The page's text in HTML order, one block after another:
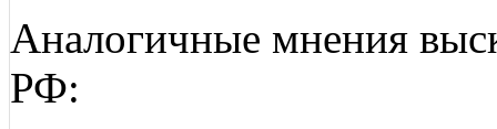
Аналогичные мнения
РФ: